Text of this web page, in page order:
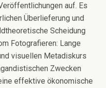
auf. Es
Überlieferung und
Scheidung
Fotografieren: Lange
visuellen Metadiskurs
Zwecken
effektive ökonomische